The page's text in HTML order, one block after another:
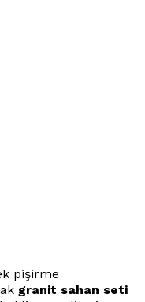
pişirme
granit sahan seti